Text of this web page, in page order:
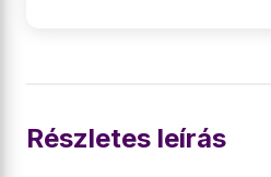
Részletes leírás